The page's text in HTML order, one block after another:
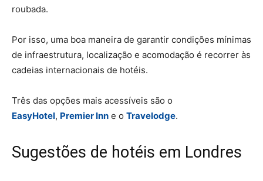
roubada.
Por isso, uma boa maneira de garantir condições mínimas
de infraestrutura, localização e acomodação é recorrer às
cadeias internacionais de hotéis.
Três das opções mais acessíveis são o
EasyHotel, Premier Inn e o Travelodge.
Sugestões de hotéis em Londres